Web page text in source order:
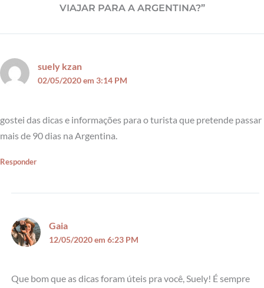
VIAJAR PARA A ARGENTINA?”
suely kzan
02/05/2020 em 3:14 PM
gostei das dicas e informações para o turista que pretende passar
mais de 90 dias na Argentina.
Responder
Gaia
12/05/2020 em 6:23 PM
Que bom que as dicas foram úteis pra você, Suely! É sempre